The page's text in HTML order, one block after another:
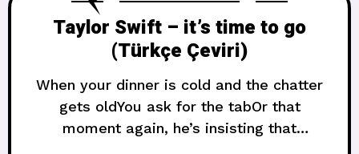
Taylor Swift – it’s time to go
(Türkçe Çeviri)
When your dinner is cold and the chatter
gets oldYou ask for the tabOr that
moment again, he’s insisting that